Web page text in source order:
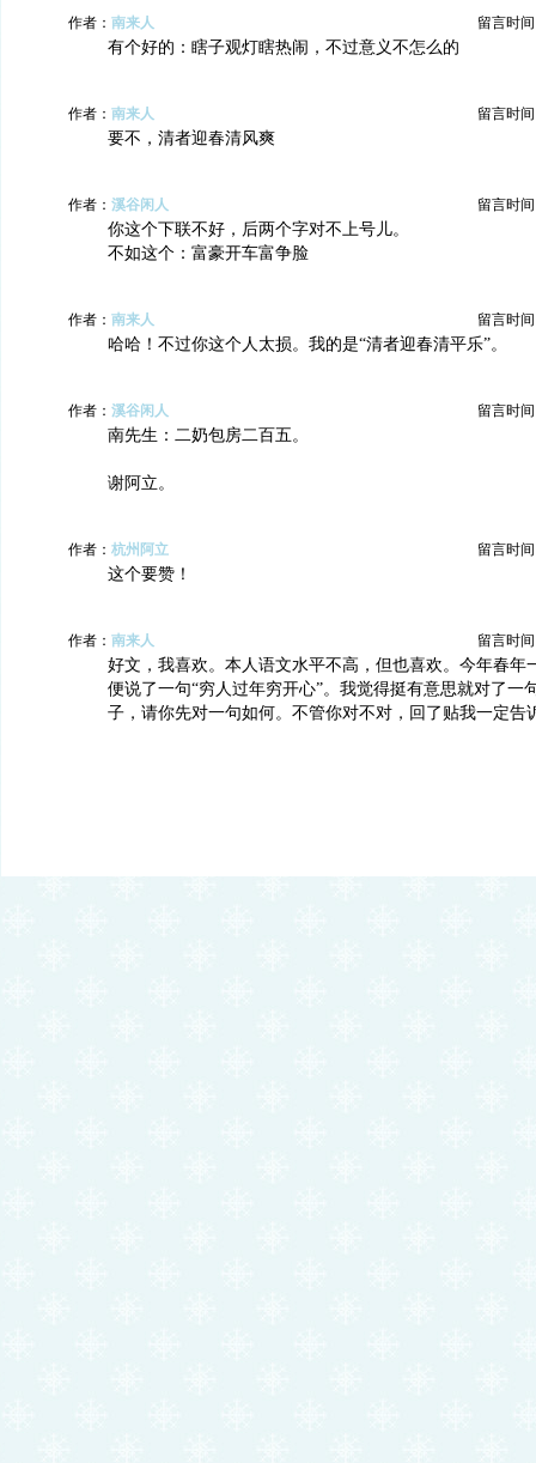
作者： 南来人 留言时间
有个好的：瞎子观灯瞎热闹，不过意义不怎么的
作者： 南来人 留言时间
要不，清者迎春清风爽
作者： 溪谷闲人 留言时间
你这个下联不好，后两个字对不上号儿。
不如这个：富豪开车富争脸
作者： 南来人 留言时间
哈哈！不过你这个人太损。我的是“清者迎春清平乐”。
作者： 溪谷闲人 留言时间
南先生：二奶包房二百五。
谢阿立。
作者： 杭州阿立 留言时间
这个要赞！
作者： 南来人 留言时间
好文，我喜欢。本人语文水平不高，但也喜欢。今年春年
便说了一句“穷人过年穷开心”。我觉得挺有意思就对了一
子，请你先对一句如何。不管你对不对，回了贴我一定告